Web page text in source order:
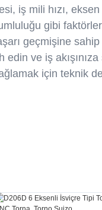
iş mili hızı, eksen
gibi
geçmişine sahip
edin ve iş
için teknik